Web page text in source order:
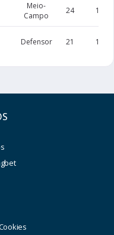
Meio-
Campo
24 174
Defensor 21 178